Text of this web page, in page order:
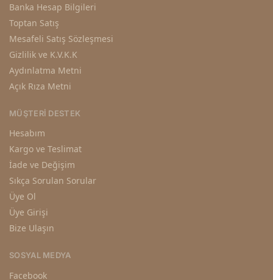
Banka Hesap Bilgileri
Toptan Satış
Mesafeli Satış Sözleşmesi
Gizlilik ve K.V.K.K
Aydınlatma Metni
Açık Rıza Metni
MÜŞTERI DESTEK
Hesabım
Kargo ve Teslimat
İade ve Değişim
Sıkça Sorulan Sorular
Üye Ol
Üye Girişi
Bize Ulaşın
SOSYAL MEDYA
Facebook